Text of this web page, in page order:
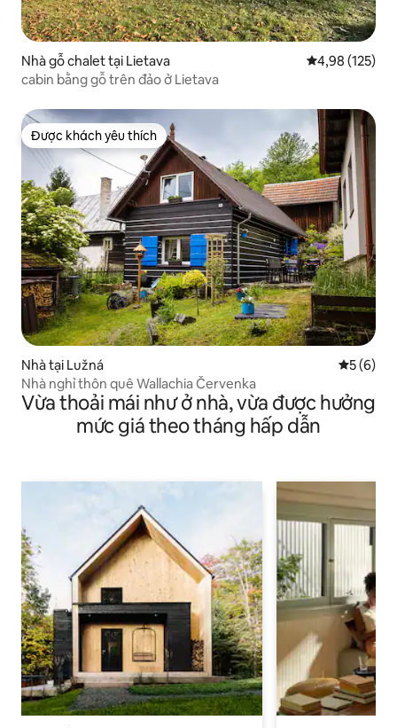
Nhà gỗ chalet tại Lietava Xếp hạng
4,98 (125)
cabin bằng gỗ trên đảo ở Lietava
Được khách yêu thích
Được khách yêu thích
Nhà tại Lužná Xếp5 (6)
Nhà nghỉ thôn quê Wallachia Červenka
Vừa thoải mái như ở nhà, vừa được hưởng
mức giá theo tháng hấp dẫn